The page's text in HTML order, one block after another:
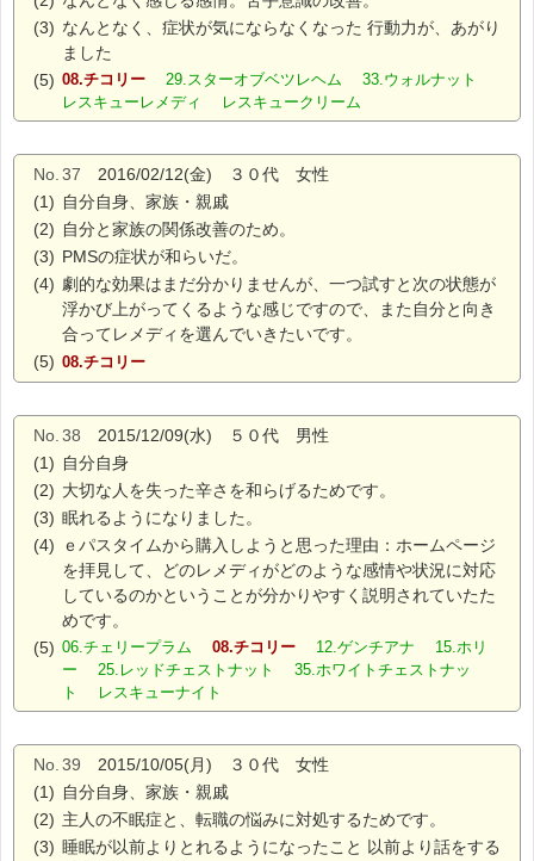
(3) なんとなく、症状が気にならなくなった 行動力が、あがり
ました
(5) 08.チコリー
29.スターオブベツレヘム 33.ウォルナット
レスキューレメディ レスキュークリーム
No. 37 2016/02/12(金) ３０代 女性
(1) 自分自身、家族・親戚
(2) 自分と家族の関係改善のため。
(3) PMSの症状が和らいだ。
(4) 劇的な効果はまだ分かりませんが、一つ試すと次の状態が
浮かび上がってくるような感じですので、また自分と向き
合ってレメディを選んでいきたいです。
(5) 08.チコリー
No. 38 2015/12/09(水) ５０代 男性
(1) 自分自身
(2) 大切な人を失った辛さを和らげるためです。
(3) 眠れるようになりました。
(4)
ｅパスタイムから購入しようと思った理由：ホームページ
を拝見して、どのレメディがどのような感情や状況に対応
しているのかということが分かりやすく説明されていたた
めです。
(5) 06.チェリープラム 08.チコリー
12.ゲンチアナ 15.ホリ
ー 25.レッドチェストナット 35.ホワイトチェストナッ
ト レスキューナイト
No. 39 2015/10/05(月) ３０代 女性
(1) 自分自身、家族・親戚
(2) 主人の不眠症と、転職の悩みに対処するためです。
(3) 睡眠が以前よりとれるようになったこと 以前より話をする